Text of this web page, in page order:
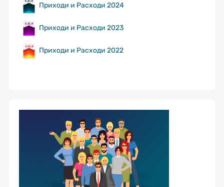
Приходи и Расходи 2024
Приходи и Расходи 2023
Приходи и Расходи 2022